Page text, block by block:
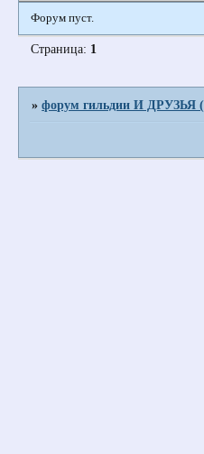
Форум пуст.
Страница: 1
»форум гильдии И ДРУЗЬЯ